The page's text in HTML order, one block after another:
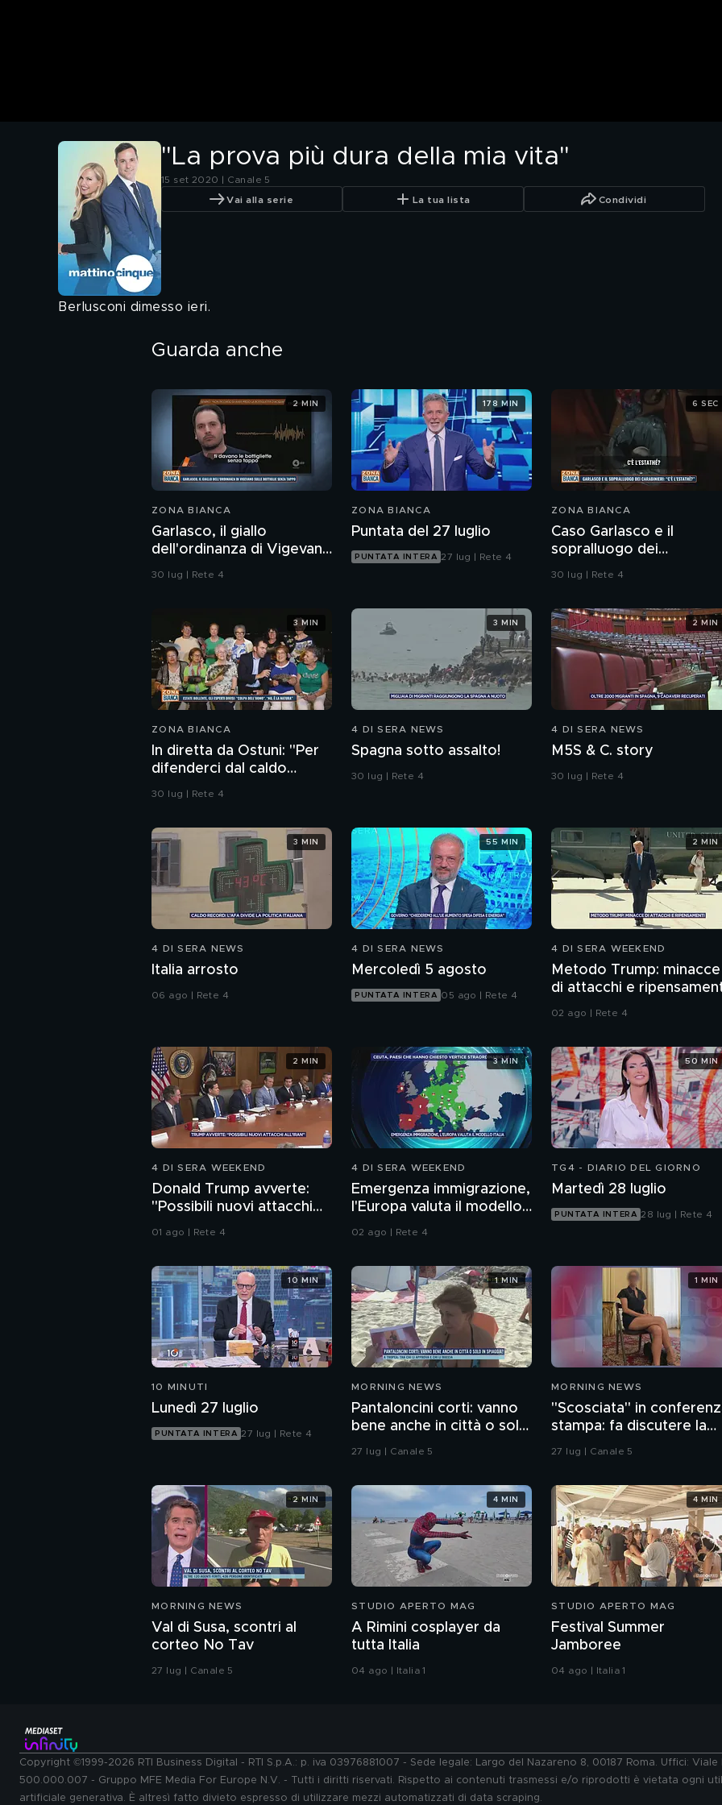
"La prova più dura della mia vita"
15 set 2020 | Canale 5
Vai alla serie La tua lista Condividi
Berlusconi dimesso ieri.
Guarda anche
ZONA BIANCA
Garlasco, il giallo
dell'ordinanza di Vigevano
sulle bottiglie senza
30 lug | Rete 4
2 MIN
ZONA BIANCA
Puntata del 27 luglio
PUNTATA INTERA 27 lug | Rete 4
178 MIN
ZONA BIANCA
Caso Garlasco e il
sopralluogo dei
Carabinieri
30 lug | Rete 4
6 SEC
ZONA BIANCA
In diretta da Ostuni: "Per
difenderci dal caldo
abbiamo solo i ventagli"
30 lug | Rete 4
3 MIN
4 DI SERA NEWS
Spagna sotto assalto!
30 lug | Rete 4
3 MIN
4 DI SERA NEWS
M5S & C. story
30 lug | Rete 4
2 MIN
4 DI SERA NEWS
Italia arrosto
06 ago | Rete 4
3 MIN
4 DI SERA NEWS
Mercoledì 5 agosto
PUNTATA INTERA 05 ago | Rete 4
55 MIN
4 DI SERA WEEKEND
Metodo Trump: minacce
di attacchi e
02 ago | Rete 4
2 MIN
4 DI SERA WEEKEND
Donald Trump avverte:
"Possibili nuovi attacchi
all'Iran"
01 ago | Rete 4
2 MIN
4 DI SERA WEEKEND
Emergenza immigrazione,
l'Europa valuta il modello
02 ago | Rete 4
3 MIN
TG4 - DIARIO DEL GIORNO
Martedì 28 luglio
PUNTATA INTERA 28 lug | Rete 4
50 MIN
10 MINUTI
Lunedì 27 luglio
PUNTATA INTERA 27 lug | Rete 4
10 MIN
MORNING NEWS
Pantaloncini corti: vanno
bene anche in città o solo
in spiaggia?
27 lug | Canale 5
1 MIN
MORNING NEWS
"Scosciata" in
stampa: fa discutere la
vicesindaca di Livorno
27 lug | Canale 5
1 MIN
MORNING NEWS
Val di Susa, scontri al
corteo No Tav
27 lug | Canale 5
2 MIN
STUDIO APERTO MAG
A Rimini cosplayer da
tutta Italia
04 ago | Italia 1
4 MIN
STUDIO APERTO MAG
Festival Summer
Jamboree
04 ago | Italia 1
4 MIN
Copyright ©1999-2026 RTI Business Digital - RTI S.p.A.: p. iva 03976881007 - Sede legale: Largo del Nazareno 8, 00187 Roma. Uffici:
500.000.007 - Gruppo MFE Media For Europe N.V. - Tutti i diritti riservati. Rispetto ai contenuti trasmessi e/o riprodotti è vietata ogni
artificiale generativa. È altresì fatto divieto espresso di utilizzare mezzi automatizzati di data scraping.